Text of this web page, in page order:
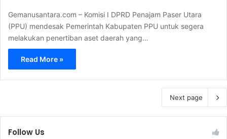
Gemanusantara.com – Komisi I DPRD Penajam Paser Utara
(PPU) mendesak Pemerintah Kabupaten PPU untuk segera
melakukan penertiban aset daerah yang…
Read More »
Next page
Follow Us